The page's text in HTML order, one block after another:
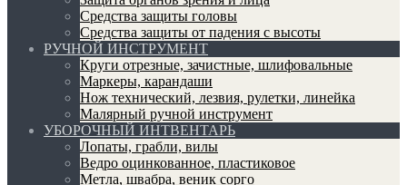
Средства защиты головы
Средства защиты от падения с высоты
РУЧНОЙ ИНСТРУМЕНТ
Круги отрезные, зачистные, шлифовальные
Маркеры, карандаши
Нож технический, лезвия, рулетки, линейка
Малярный ручной инструмент
УБОРОЧНЫЙ ИНТВЕНТАРЬ
Лопаты, грабли, вилы
Ведро оцинкованное, пластиковое
Метла, швабра, веник сорго